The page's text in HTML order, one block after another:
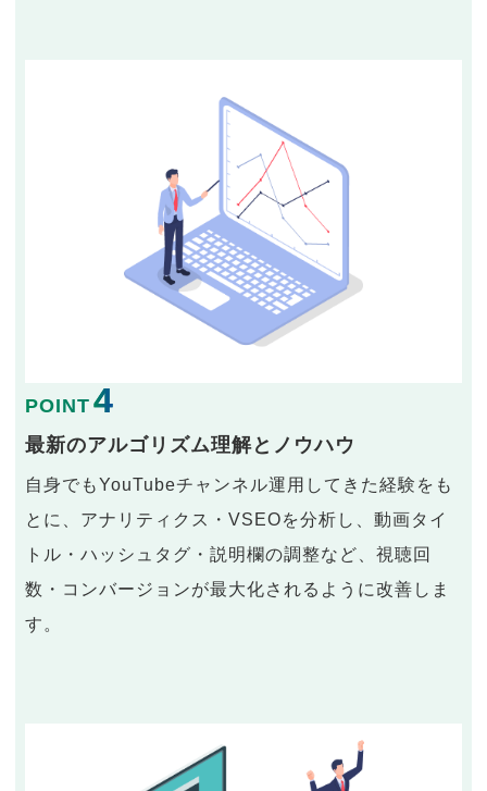
POINT 4
最新のアルゴリズム理解とノウハウ
自身でもYouTubeチャンネル運用してきた経験をも
とに、アナリティクス・VSEOを分析し、動画タイ
トル・ハッシュタグ・説明欄の調整など、視聴回
数・コンバージョンが最大化されるように改善しま
す。